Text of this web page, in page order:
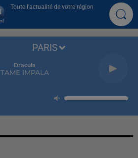
Toute l'actualité de votre région
Dracula
TAME IMPALA
PARIS